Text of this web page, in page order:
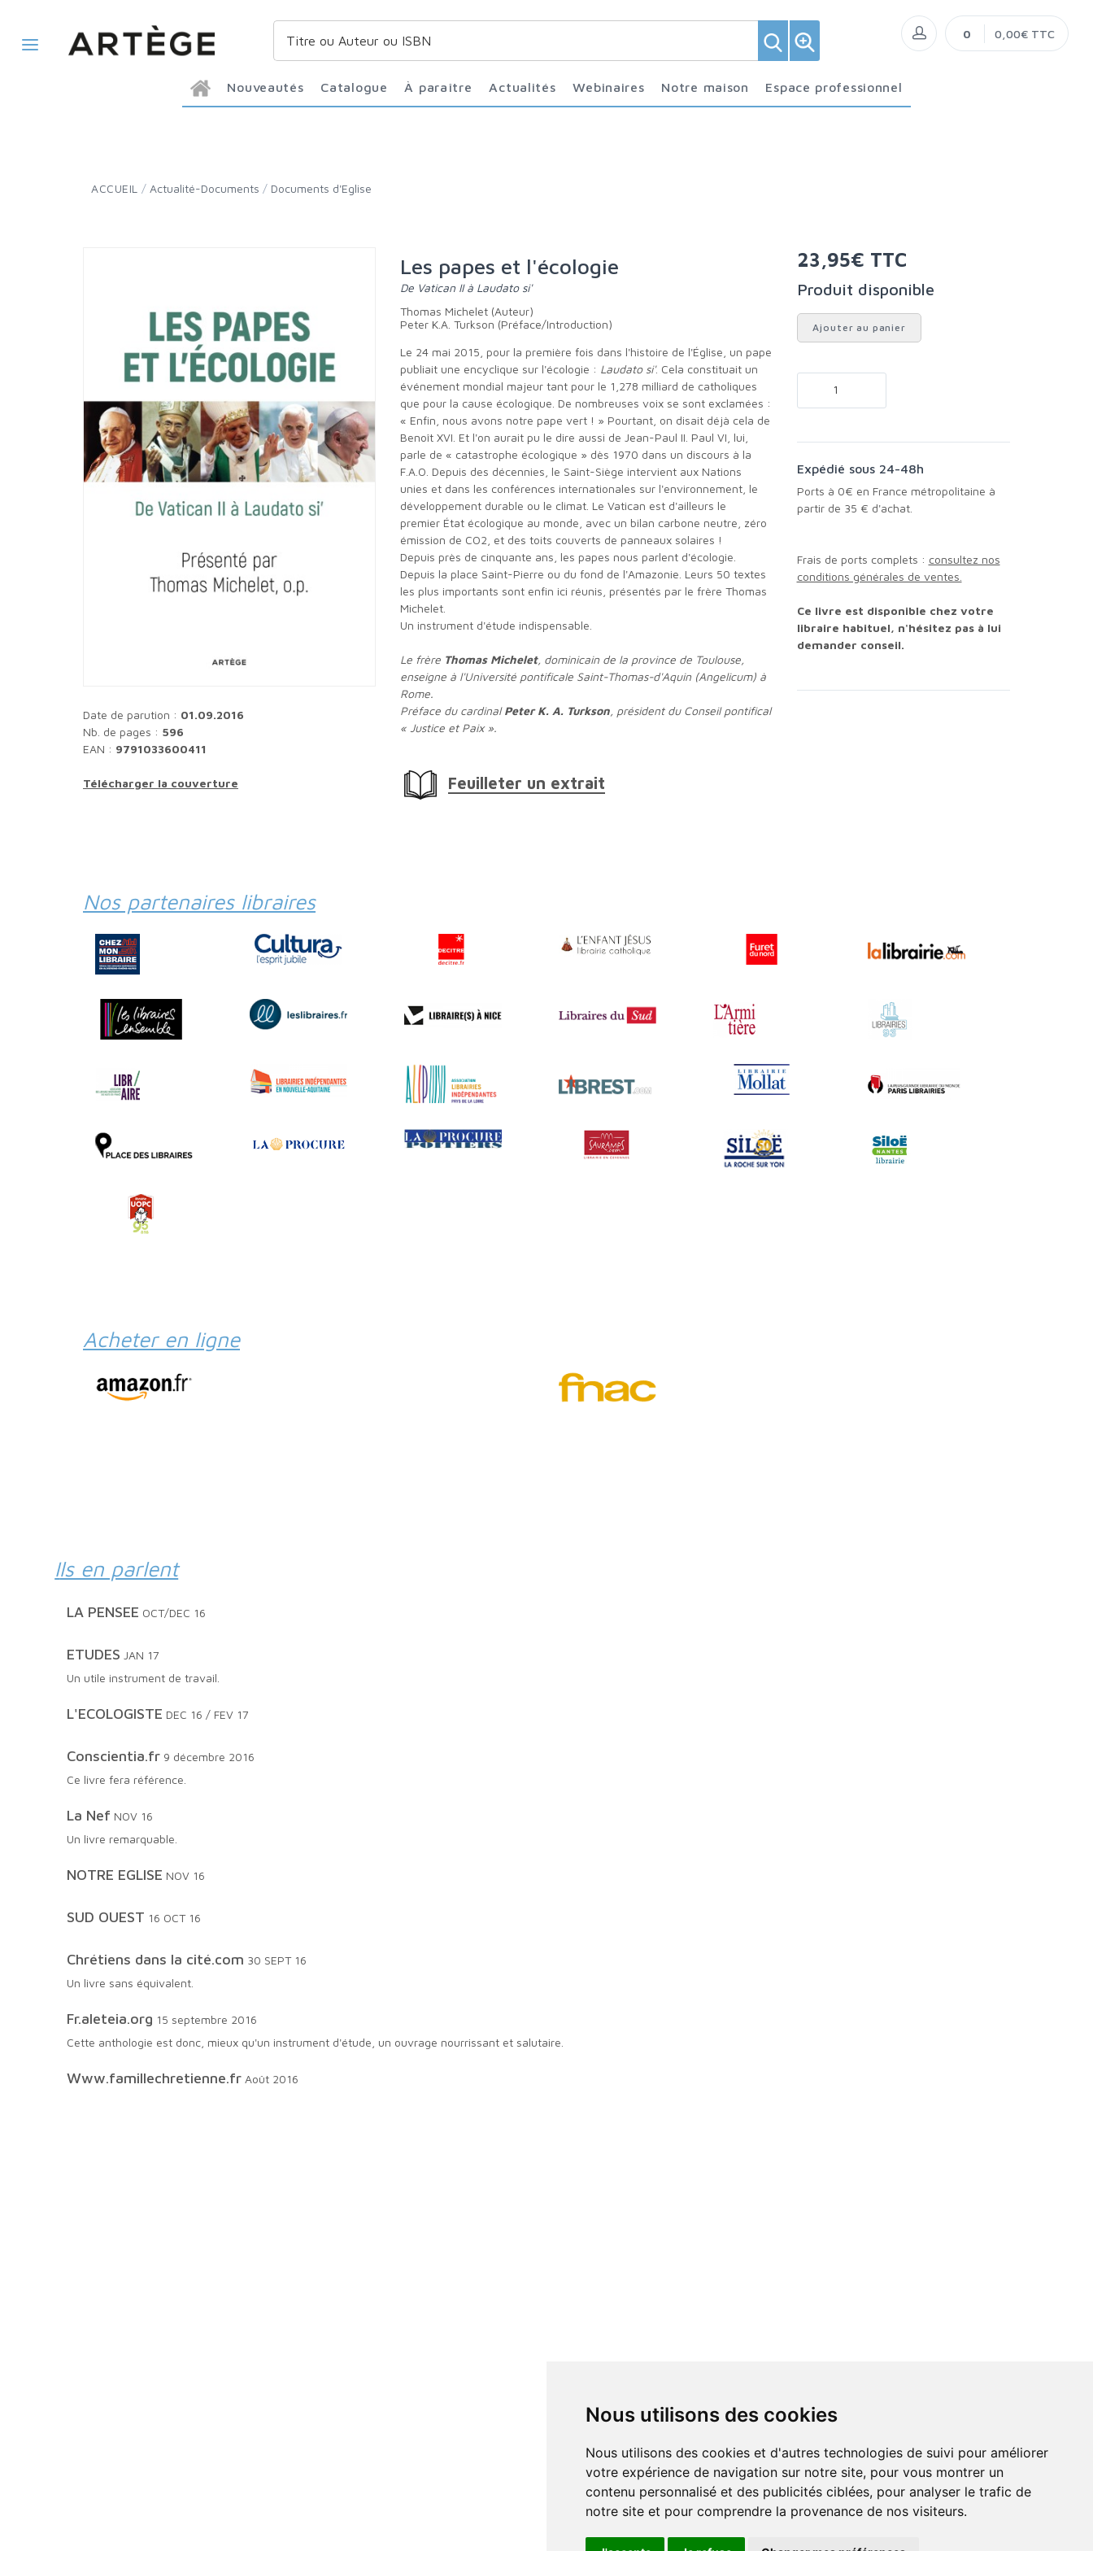
Nous utilisons des cookies
Nous utilisons des cookies et d'autres technologies de suivi pour améliorer
votre expérience de navigation sur notre site, pour vous montrer un
contenu personnalisé et des publicités ciblées, pour analyser le trafic de
notre site et pour comprendre la provenance de nos visiteurs.
Nouveautés Catalogue À paraître Actualités Webinaires Notre maison Espace professionnel
0 0,00€ TTC
ACCUEIL / Actualité-Documents / Documents d'Eglise
Date de parution : 01.09.2016
Nb. de pages : 596
EAN : 9791033600411
Télécharger la couverture
Les papes et l'écologie
De Vatican II à Laudato si'
Thomas Michelet (Auteur)
Peter K.A. Turkson (Préface/Introduction)
Le 24 mai 2015, pour la première fois dans l'histoire de l'Église, un pape
publiait une encyclique sur l'écologie : Laudato si'. Cela constituait un
événement mondial majeur tant pour le 1,278 milliard de catholiques
que pour la cause écologique. De nombreuses voix se sont exclamées :
« Enfin, nous avons notre pape vert ! » Pourtant, on disait déjà cela de
Benoît XVI. Et l'on aurait pu le dire aussi de Jean-Paul II. Paul VI, lui,
parle de « catastrophe écologique » dès 1970 dans un discours à la
F.A.O. Depuis des décennies, le Saint-Siège intervient aux Nations
unies et dans les conférences internationales sur l'environnement, le
développement durable ou le climat. Le Vatican est d'ailleurs le
premier État écologique au monde, avec un bilan carbone neutre, zéro
émission de CO2, et des toits couverts de panneaux solaires !
Depuis près de cinquante ans, les papes nous parlent d'écologie.
Depuis la place Saint-Pierre ou du fond de l'Amazonie. Leurs 50 textes
les plus importants sont enfin ici réunis, présentés par le frère Thomas
Michelet.
Un instrument d'étude indispensable.
Le frère Thomas Michelet, dominicain de la province de Toulouse,
enseigne à l'Université pontificale Saint-Thomas-d'Aquin (Angelicum) à
Rome.
Préface du cardinalPeter K. A. Turkson , président du Conseil pontifical
« Justice et Paix ».
Feuilleter un extrait
23,95€ TTC
Produit disponible
Ajouter au panier
Expédié sous 24-48h
Ports à 0€ en France métropolitaine à
partir de 35 € d'achat.
Frais de ports complets : consultez nos
conditions générales de ventes.
Ce livre est disponible chez votre
libraire habituel, n'hésitez pas à lui
demander conseil.
Nos partenaires libraires
Acheter en ligne
Ils en parlent
LA PENSEE OCT/DEC 16
ETUDES JAN 17
Un utile instrument de travail.
L'ECOLOGISTE DEC 16 / FEV 17
conscientia.fr 9 décembre 2016
Ce livre fera référence.
La Nef NOV 16
Un livre remarquable.
NOTRE EGLISE NOV 16
SUD OUEST 16 OCT 16
Chrétiens dans la cité.com 30 SEPT 16
Un livre sans équivalent.
fr.aleteia.org 15 septembre 2016
Cette anthologie est donc, mieux qu'un instrument d'étude, un ouvrage nourrissant et salutaire.
www.famillechretienne.fr Août 2016